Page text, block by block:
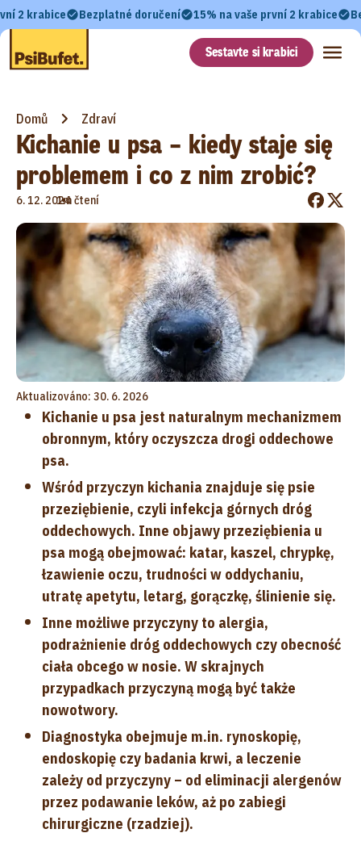
2 krabice Bezplatné doručení 15% na vaše první 2 krabice
Sestavte si krabici
Domů Zdraví
Kichanie u psa – kiedy staje się
problemem i co z nim zrobić?
6. 12. 2024
•
1m čtení
Aktualizováno: 30. 6. 2026
Kichanie u psa jest naturalnym mechanizmem
obronnym, który oczyszcza drogi oddechowe
psa.
Wśród przyczyn kichania znajduje się psie
przeziębienie, czyli infekcja górnych dróg
oddechowych. Inne objawy przeziębienia u
psa mogą obejmować: katar, kaszel, chrypkę,
łzawienie oczu, trudności w oddychaniu,
utratę apetytu, letarg, gorączkę, ślinienie się.
Inne możliwe przyczyny to alergia,
podrażnienie dróg oddechowych czy obecność
ciała obcego w nosie. W skrajnych
przypadkach przyczyną mogą być także
nowotwory.
Diagnostyka obejmuje m.in. rynoskopię,
endoskopię czy badania krwi, a leczenie
zależy od przyczyny – od eliminacji alergenów
przez podawanie leków, aż po zabiegi
chirurgiczne (rzadziej).